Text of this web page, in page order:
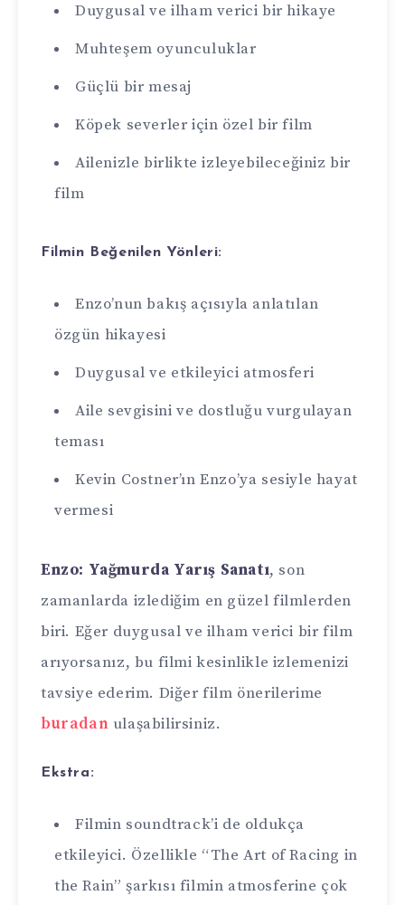
Duygusal ve ilham verici bir hikaye
Muhteşem oyunculuklar
Güçlü bir mesaj
Köpek severler için özel bir film
Ailenizle birlikte izleyebileceğiniz bir
film
Filmin Beğenilen Yönleri:
Enzo’nun bakış açısıyla anlatılan
özgün hikayesi
Duygusal ve etkileyici atmosferi
Aile sevgisini ve dostluğu vurgulayan
teması
Kevin Costner’ın Enzo’ya sesiyle hayat
vermesi
Enzo: Yağmurda Yarış Sanatı, son
zamanlarda izlediğim en güzel filmlerden
biri. Eğer duygusal ve ilham verici bir film
arıyorsanız, bu filmi kesinlikle izlemenizi
tavsiye ederim. Diğer film önerilerime
buradan ulaşabilirsiniz.
Ekstra:
Filmin soundtrack’i de oldukça
etkileyici. Özellikle “The Art of Racing in
the Rain” şarkısı filmin atmosferine çok